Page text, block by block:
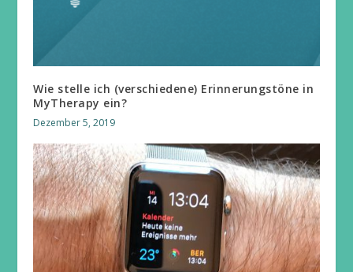
Wie stelle ich (verschiedene) Erinnerungstöne in
MyTherapy ein?
Dezember 5, 2019